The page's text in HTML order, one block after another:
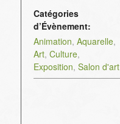
Catégories
d’Évènement:
Animation, Aquarelle,
Art, Culture,
Exposition, Salon d'art